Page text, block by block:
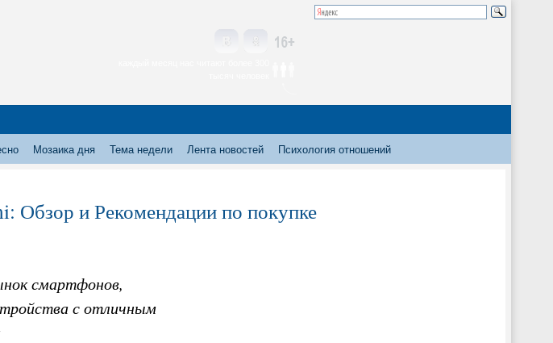
Мозаика дня Тема недели Лента новостей Психология отношений
Обзор и Рекомендации по покупке
смартфонов,
с отличным